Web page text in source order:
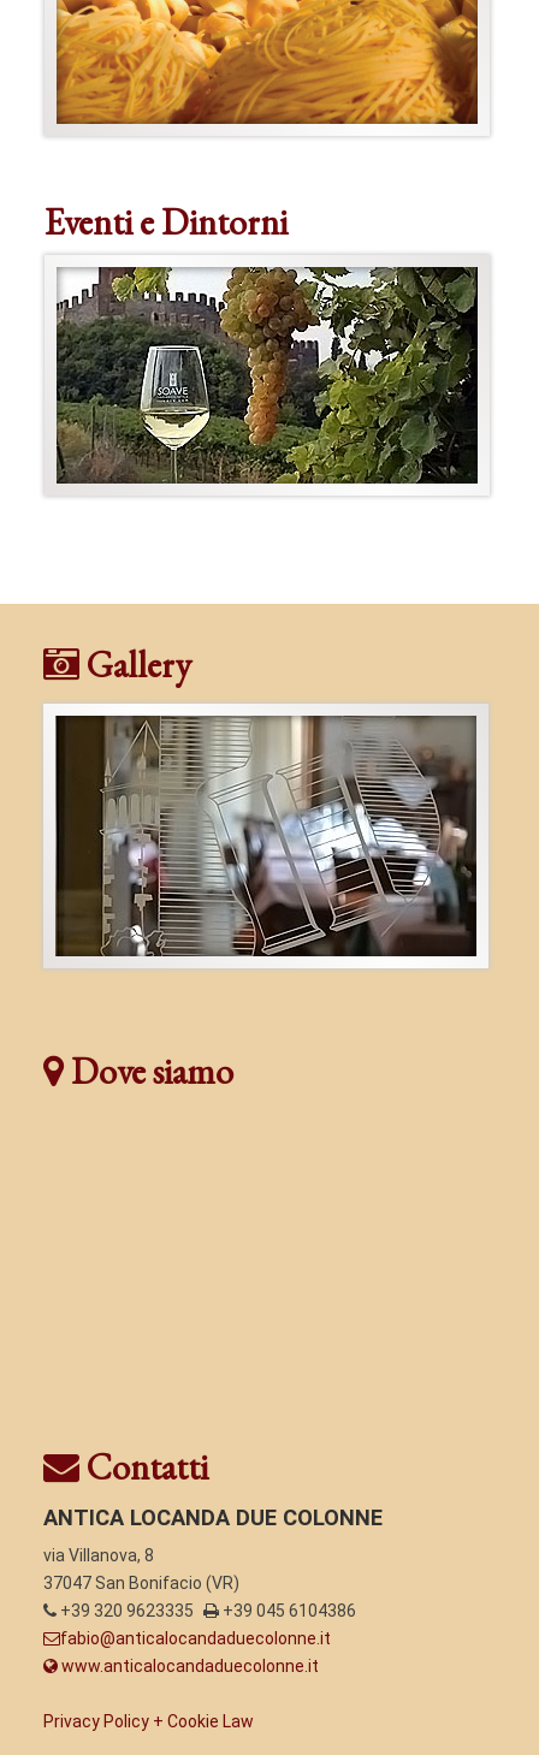
Eventi e Dintorni
Gallery
Dove siamo
Contatti
ANTICA LOCANDA DUE COLONNE
via Villanova, 8
37047 San Bonifacio (VR)
+39 320 9623335
+39 045 6104386
fabio@anticalocandaduecolonne.it
www.anticalocandaduecolonne.it
Privacy Policy + Cookie Law